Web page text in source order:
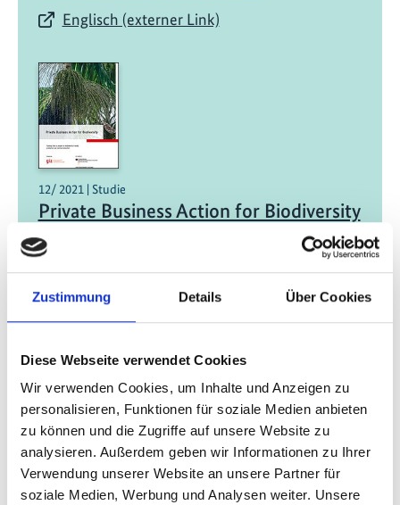
Zustimmung Details Über Cookies
Diese Webseite verwendet Cookies
Wir verwenden Cookies, um Inhalte und Anzeigen zu
personalisieren, Funktionen für soziale Medien anbieten
zu können und die Zugriffe auf unsere Website zu
analysieren. Außerdem geben wir Informationen zu Ihrer
Verwendung unserer Website an unsere Partner für
soziale Medien, Werbung und Analysen weiter. Unsere
Englisch (externer Link)
12/ 2021 | Studie
Private Business Action for Biodiversity
- Findings from a project on
biodiversity-friendly production and
Englisch (externer Link)
11/ 2021 | Studie